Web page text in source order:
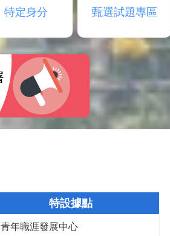
特定身分 甄選試題專區
特設據點
青年職涯發展中心